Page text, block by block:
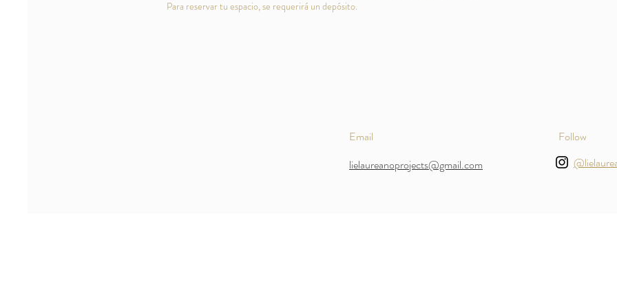
Para reservar tu espacio, se requerirá un depósito.
Email
lielaureanoprojects@gmail.com
Follow